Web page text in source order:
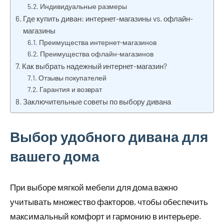
Индивидуальные размеры
Где купить диван: интернет-магазины vs. офлайн-
магазины
Преимущества интернет-магазинов
Преимущества офлайн-магазинов
Как выбрать надежный интернет-магазин?
Отзывы покупателей
Гарантия и возврат
Заключительные советы по выбору дивана
Выбор удобного дивана для
вашего дома
При выборе мягкой мебели для дома важно
учитывать множество факторов, чтобы обеспечить
максимальный комфорт и гармонию в интерьере.